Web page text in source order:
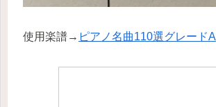
使用楽譜→ ピアノ名曲110選グレードA